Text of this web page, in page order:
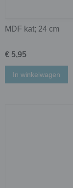
MDF kat; 24 cm
€ 5,95
In winkelwagen